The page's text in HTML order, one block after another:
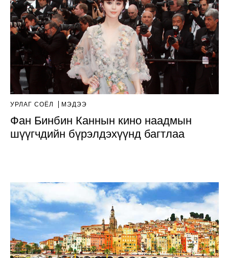
УРЛАГ СОЁЛ МЭДЭЭ
Фан Бинбин Каннын кино наадмын
шүүгчдийн бүрэлдэхүүнд багтлаа